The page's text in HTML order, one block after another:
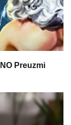
Preuzmi